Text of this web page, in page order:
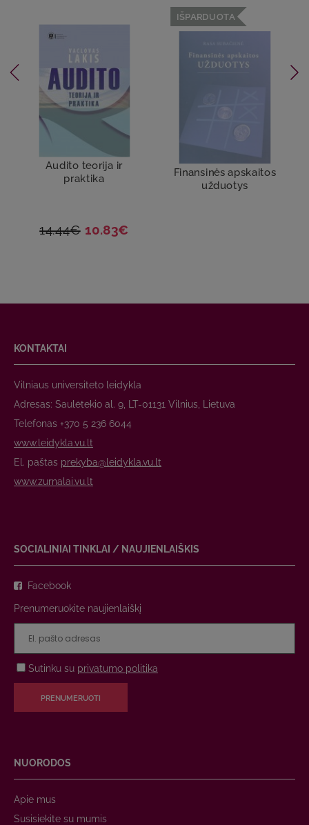
Audito teorija ir
praktika
14.44€ 10.83€
IŠPARDUOTA
Finansinės apskaitos
užduotys
KONTAKTAI
Vilniaus universiteto leidykla
Adresas: Saulėtekio al. 9, LT-01131 Vilnius, Lietuva
Telefonas +370 5 236 6044
www.leidykla.vu.lt
El. paštas prekyba@leidykla.vu.lt
www.zurnalai.vu.lt
SOCIALINIAI TINKLAI / NAUJIENLAIŠKIS
Facebook
Prenumeruokite naujienlaiškį
Sutinku su privatumo politika
PRENUMERUOTI
NUORODOS
Apie mus
Susisiekite su mumis